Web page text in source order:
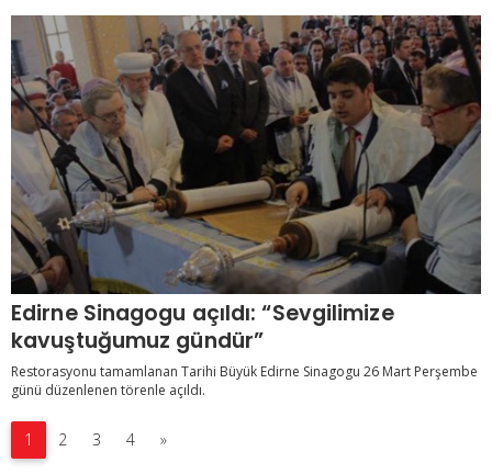
Edirne Sinagogu açıldı: “Sevgilimize
kavuştuğumuz gündür”
Restorasyonu tamamlanan Tarihi Büyük Edirne Sinagogu 26 Mart Perşembe
günü düzenlenen törenle açıldı.
1 2 3 4 »